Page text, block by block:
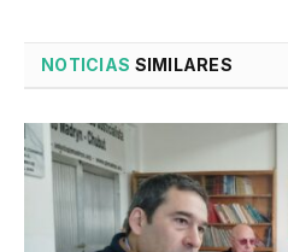
NOTICIAS SIMILARES